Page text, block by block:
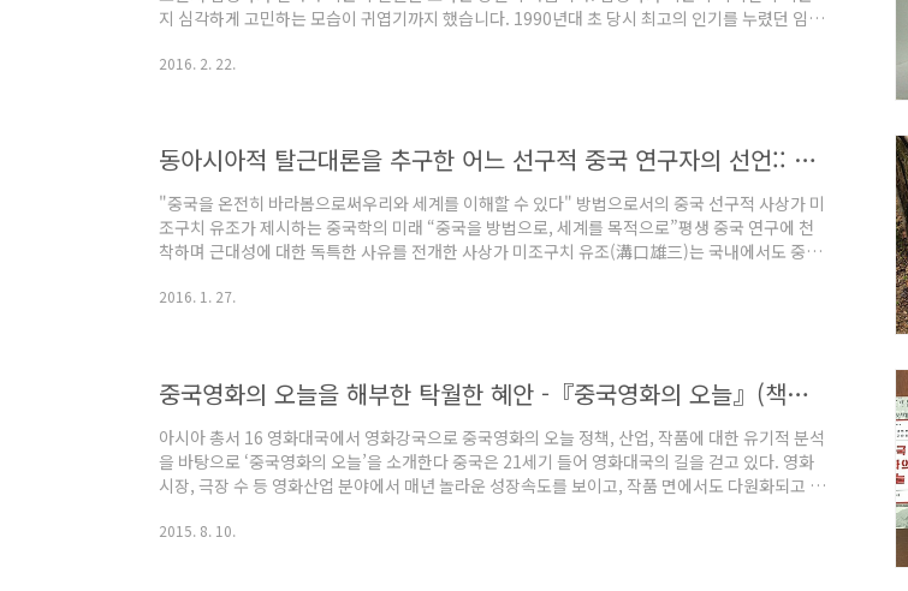
지 심각하게 고민하는 모습이 귀엽기까지 했습니다. 1990년대 초 당시 최고의 인기를 누렸던 임청
티브이에서 주말 특선 영화로 본 기억이 납니다. 바람을 가르고 손으로 구슬을 튕기며 화려하게 무
2016. 2. 22.
동아시아적 탈근대론을 추구한 어느 선구적 중국 연구자의 선언:: 『방법으로서의 중국』
"중국을 온전히 바라봄으로써우리와 세계를 이해할 수 있다" 방법으로서의 중국 선구적 사상가 미
조구치 유조가 제시하는 중국학의 미래 “중국을 방법으로, 세계를 목적으로”평생 중국 연구에 천
착하며 근대성에 대한 독특한 사유를 전개한 사상가 미조구치 유조(溝口雄三)는 국내에서도 중국
도 잘 알려져 있다. 2010년에 타계하기 전까지 그는 동아시아 지식인의 교류를 선도하며 중국의
2016. 1. 27.
중국영화의 오늘을 해부한 탁월한 혜안 -『중국영화의 오늘』(책소개)
아시아 총서 16 영화대국에서 영화강국으로 중국영화의 오늘 정책, 산업, 작품에 대한 유기적 분석
을 바탕으로 ‘중국영화의 오늘’을 소개한다 중국은 21세기 들어 영화대국의 길을 걷고 있다. 영화
시장, 극장 수 등 영화산업 분야에서 매년 놀라운 성장속도를 보이고, 작품 면에서도 다원화되고 다
시의성이 크다. 그동안 중국영화에 대한 연구나 저술은 과거 기념비적인 작품이나 저명 감독들에
2015. 8. 10.